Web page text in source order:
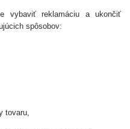
vybaviť reklamáciu a ukončiť
spôsobov:
tovaru,